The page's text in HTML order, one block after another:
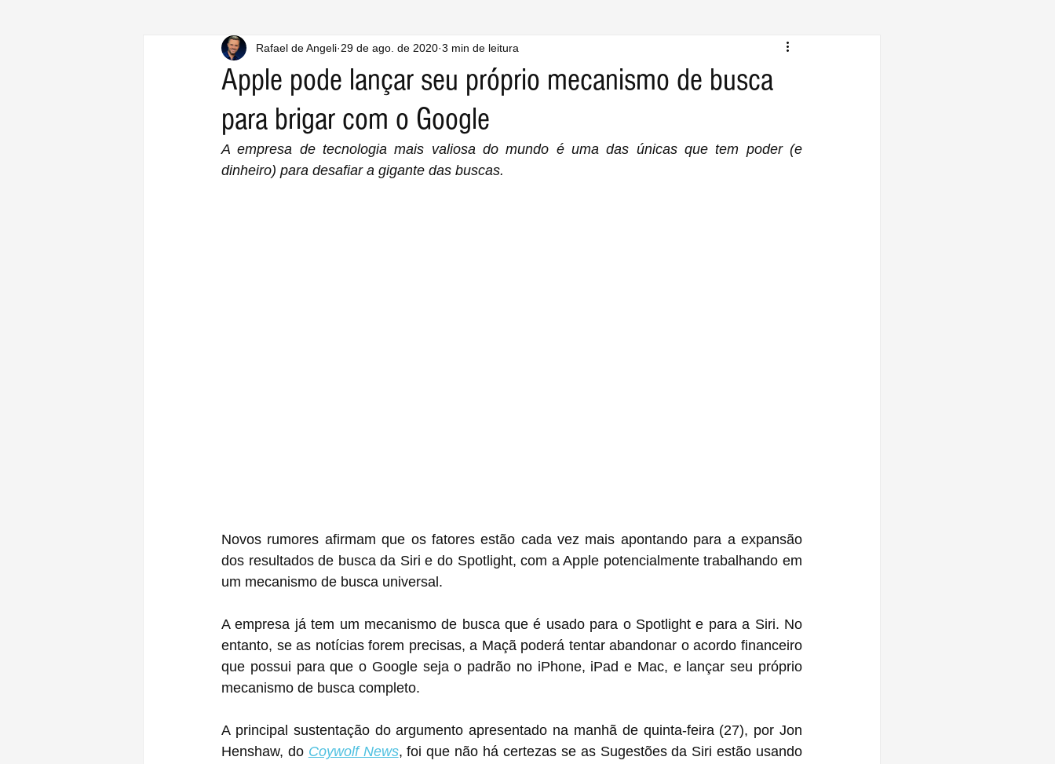
Apple pode lançar seu próprio mecanismo de busca
para brigar com o Google
Rafael de Angeli 29 de ago. de 2020 3 min de leitura
A empresa de tecnologia mais valiosa do mundo é uma das únicas que tem poder (e
dinheiro) para desafiar a gigante das buscas.
Novos rumores afirmam que os fatores estão cada vez mais apontando para a expansão
dos resultados de busca da Siri e do Spotlight, com a Apple potencialmente trabalhando em
um mecanismo de busca universal.
A empresa já tem um mecanismo de busca que é usado para o Spotlight e para a Siri. No
entanto, se as notícias forem precisas, a Maçã poderá tentar abandonar o acordo financeiro
que possui para que o Google seja o padrão no iPhone, iPad e Mac, e lançar seu próprio
mecanismo de busca completo.
A principal sustentação do argumento apresentado na manhã de quinta-feira (27), por Jon
Henshaw, do Coywolf News, foi que não há certezas se as Sugestões da Siri estão usando